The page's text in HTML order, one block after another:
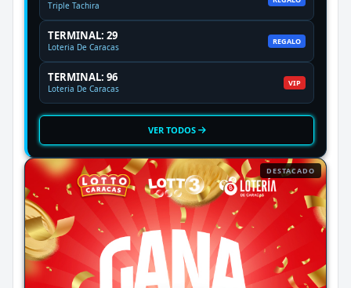
Triple Tachira
TERMINAL: 29
Loteria De Caracas
REGALO
TERMINAL: 96
Loteria De Caracas
VIP
VER TODOS
DESTACADO